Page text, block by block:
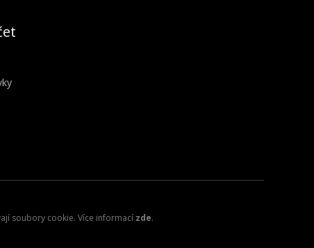
soubory cookie. Více informací zde.